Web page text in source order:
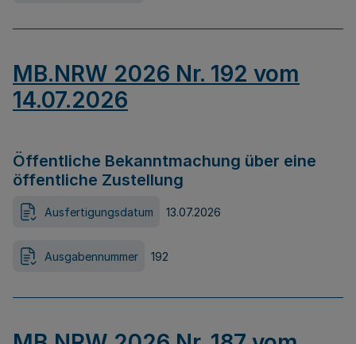
MB.NRW 2026 Nr. 192 vom
14.07.2026
Öffentliche Bekanntmachung über eine
öffentliche Zustellung
Ausfertigungsdatum 13.07.2026
Ausgabennummer 192